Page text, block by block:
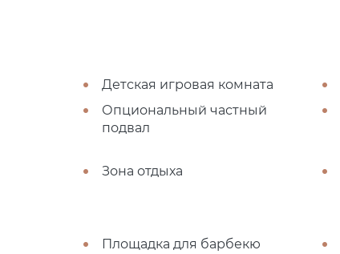
Детская игровая комната
Опциональный частный
подвал
Зона отдыха
Площадка для барбекю